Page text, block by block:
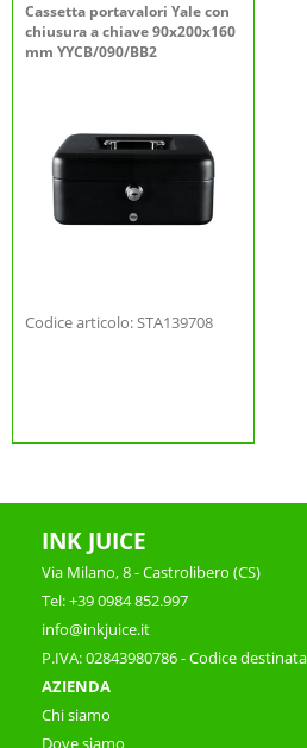
Cassetta portavalori Yale con
chiusura a chiave 90x200x160
mm YYCB/090/BB2
Codice articolo: STA139708
INK JUICE
Via Milano, 8 - Castrolibero (CS)
Tel: +39 0984 852.997
info@inkjuice.it
P.IVA: 02843980786 - Codice
AZIENDA
Chi siamo
Dove siamo